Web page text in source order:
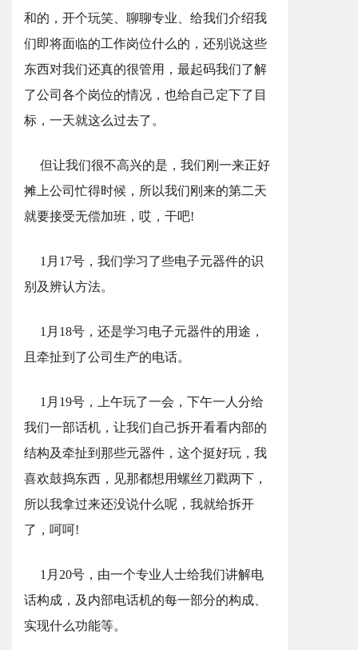
和的，开个玩笑、聊聊专业、给我们介绍我
们即将面临的工作岗位什么的，还别说这些
东西对我们还真的很管用，最起码我们了解
了公司各个岗位的情况，也给自己定下了目
标，一天就这么过去了。
但让我们很不高兴的是，我们刚一来正好
摊上公司忙得时候，所以我们刚来的第二天
就要接受无偿加班，哎，干吧!
1月17号，我们学习了些电子元器件的识
别及辨认方法。
1月18号，还是学习电子元器件的用途，
且牵扯到了公司生产的电话。
1月19号，上午玩了一会，下午一人分给
我们一部话机，让我们自己拆开看看内部的
结构及牵扯到那些元器件，这个挺好玩，我
喜欢鼓捣东西，见那都想用螺丝刀戳两下，
所以我拿过来还没说什么呢，我就给拆开
了，呵呵!
1月20号，由一个专业人士给我们讲解电
话构成，及内部电话机的每一部分的构成、
实现什么功能等。